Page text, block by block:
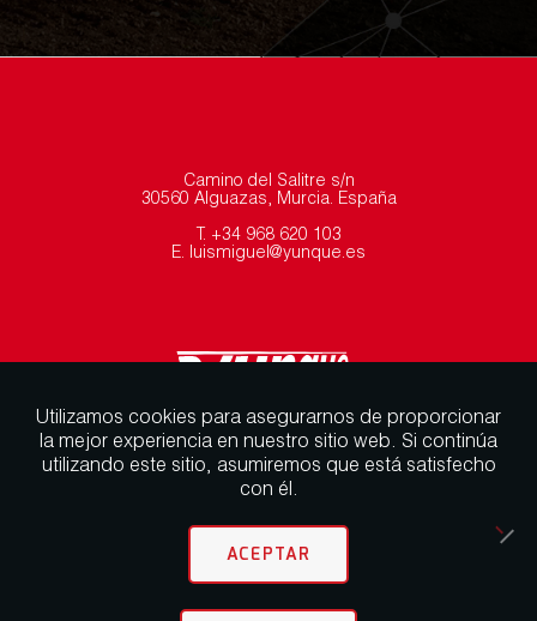
Camino del Salitre s/n
30560 Alguazas, Murcia. España
T. +34 968 620 103
E. luismiguel@yunque.es
Utilizamos cookies para asegurarnos de proporcionar
la mejor experiencia en nuestro sitio web. Si continúa
utilizando este sitio, asumiremos que está satisfecho
con él.
ACEPTAR